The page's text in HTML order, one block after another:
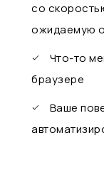
со
ожидаемую
Что-то
браузере
Ваше